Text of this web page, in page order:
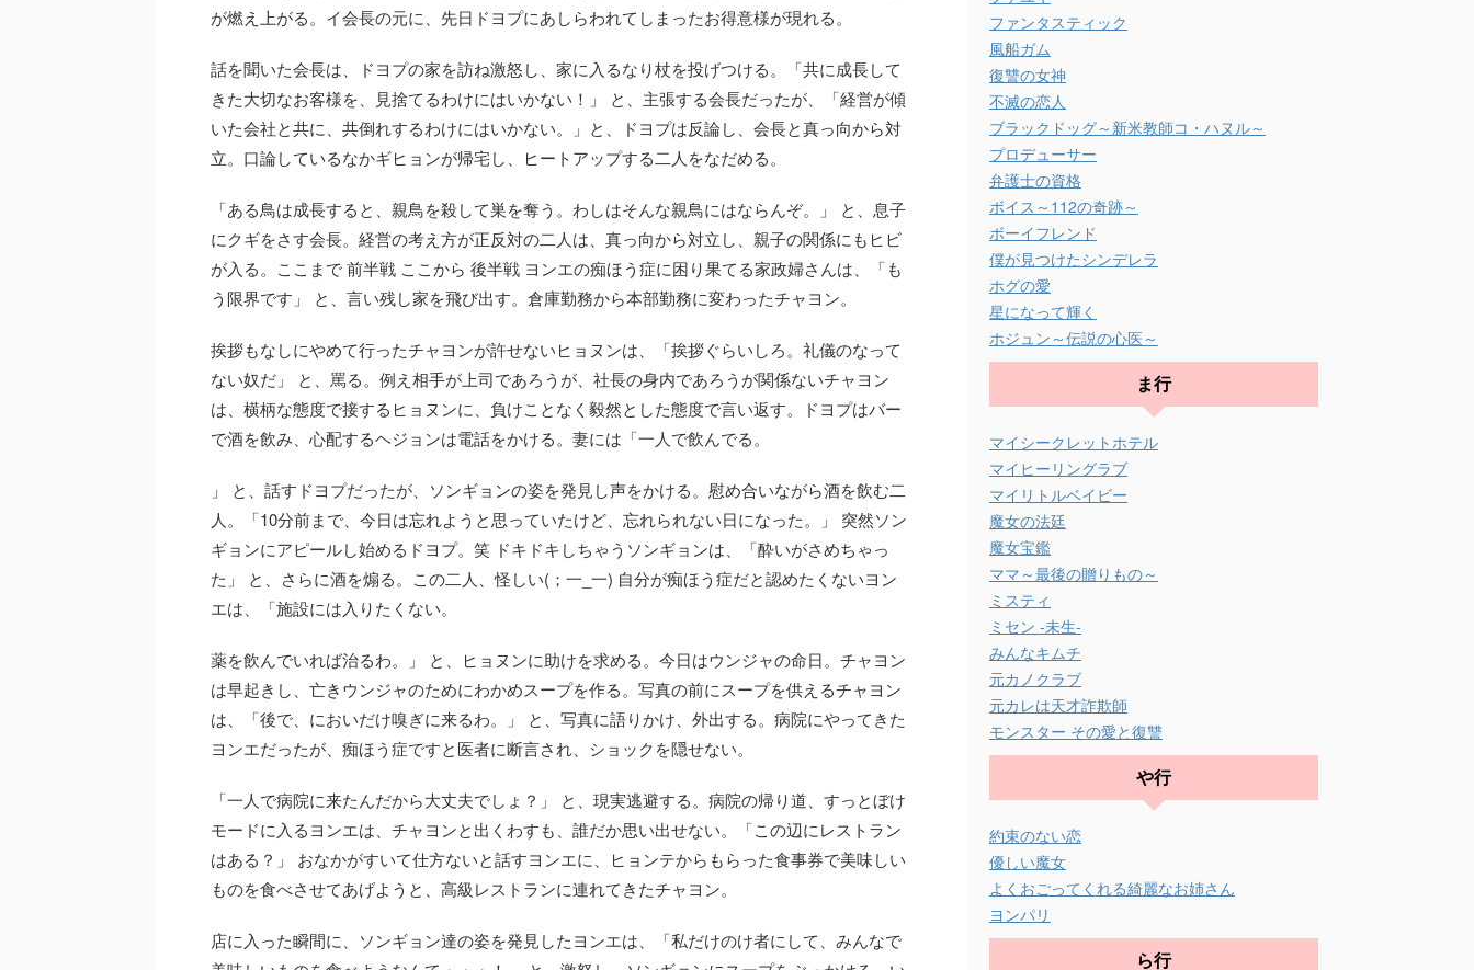
が燃え上がる。イ会長の元に、先日ドヨプにあしらわれてしまったお得意様が現れる。
話を聞いた会長は、ドヨプの家を訪ね激怒し、家に入るなり杖を投げつける。「共に成長して
きた大切なお客様を、見捨てるわけにはいかない！」 と、主張する会長だったが、「経営が傾
いた会社と共に、共倒れするわけにはいかない。」と、ドヨプは反論し、会長と真っ向から対
立。口論しているなかギヒョンが帰宅し、ヒートアップする二人をなだめる。
「ある鳥は成長すると、親鳥を殺して巣を奪う。わしはそんな親鳥にはならんぞ。」 と、息子
にクギをさす会長。経営の考え方が正反対の二人は、真っ向から対立し、親子の関係にもヒビ
が入る。ここまで 前半戦 ここから 後半戦 ヨンエの痴ほう症に困り果てる家政婦さんは、「も
う限界です」 と、言い残し家を飛び出す。倉庫勤務から本部勤務に変わったチャヨン。
挨拶もなしにやめて行ったチャヨンが許せないヒョヌンは、「挨拶ぐらいしろ。礼儀のなって
ない奴だ」 と、罵る。例え相手が上司であろうが、社長の身内であろうが関係ないチャヨン
は、横柄な態度で接するヒョヌンに、負けことなく毅然とした態度で言い返す。ドヨプはバー
で酒を飲み、心配するヘジョンは電話をかける。妻には「一人で飲んでる。
」 と、話すドヨプだったが、ソンギョンの姿を発見し声をかける。慰め合いながら酒を飲む二
人。「10分前まで、今日は忘れようと思っていたけど、忘れられない日になった。」 突然ソン
ギョンにアピールし始めるドヨプ。笑 ドキドキしちゃうソンギョンは、「酔いがさめちゃっ
た」 と、さらに酒を煽る。この二人、怪しい(；一_一) 自分が痴ほう症だと認めたくないヨン
エは、「施設には入りたくない。
薬を飲んでいれば治るわ。」 と、ヒョヌンに助けを求める。今日はウンジャの命日。チャヨン
は早起きし、亡きウンジャのためにわかめスープを作る。写真の前にスープを供えるチャヨン
は、「後で、においだけ嗅ぎに来るわ。」 と、写真に語りかけ、外出する。病院にやってきた
ヨンエだったが、痴ほう症ですと医者に断言され、ショックを隠せない。
「一人で病院に来たんだから大丈夫でしょ？」 と、現実逃避する。病院の帰り道、すっとぼけ
モードに入るヨンエは、チャヨンと出くわすも、誰だか思い出せない。「この辺にレストラン
はある？」 おなかがすいて仕方ないと話すヨンエに、ヒョンテからもらった食事券で美味しい
ものを食べさせてあげようと、高級レストランに連れてきたチャヨン。
店に入った瞬間に、ソンギョン達の姿を発見したヨンエは、「私だけのけ者にして、みんなで
ファンタスティック
風船ガム
復讐の女神
不滅の恋人
ブラックドッグ～新米教師コ・ハヌル～
プロデューサー
弁護士の資格
ボイス～112の奇跡～
ボーイフレンド
僕が見つけたシンデレラ
ホグの愛
星になって輝く
ホジュン～伝説の心医～
ま行
マイシークレットホテル
マイヒーリングラブ
マイリトルベイビー
魔女の法廷
魔女宝鑑
ママ～最後の贈りもの～
ミスティ
ミセン -未生-
みんなキムチ
元カノクラブ
元カレは天才詐欺師
モンスター その愛と復讐
や行
約束のない恋
優しい魔女
よくおごってくれる綺麗なお姉さん
ヨンパリ
ら行